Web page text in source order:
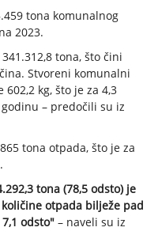
tona komunalnog
2023.
tona, što čini
Stvoreni komunalni
kg, što je za 4,3
– predočili su iz
tona otpada, što je za
tona (78,5 odsto) je
otpada bilježe pad
odsto" – naveli su iz